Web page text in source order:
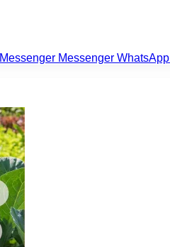
Messenger Messenger WhatsApp